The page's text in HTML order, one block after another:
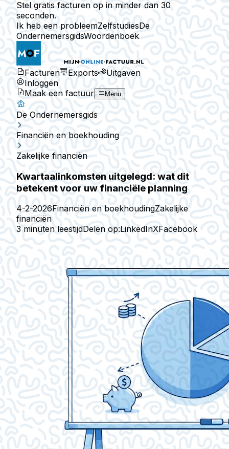
Stel gratis facturen op in minder dan 30
seconden.
Ik heb een probleemZelfstudiesDe
OndernemersgidsWoordenboek
Facturen Exports
Uitgaven
Inloggen
Maak een factuur
Menu
De Ondernemersgids
Financiën en boekhouding
Zakelijke financiën
Kwartaalinkomsten uitgelegd: wat dit
betekent voor uw financiële planning
4-2-2026Financiën en boekhoudingZakelijke
financiën
3 minuten leestijdDelen op:LinkedInXFacebook